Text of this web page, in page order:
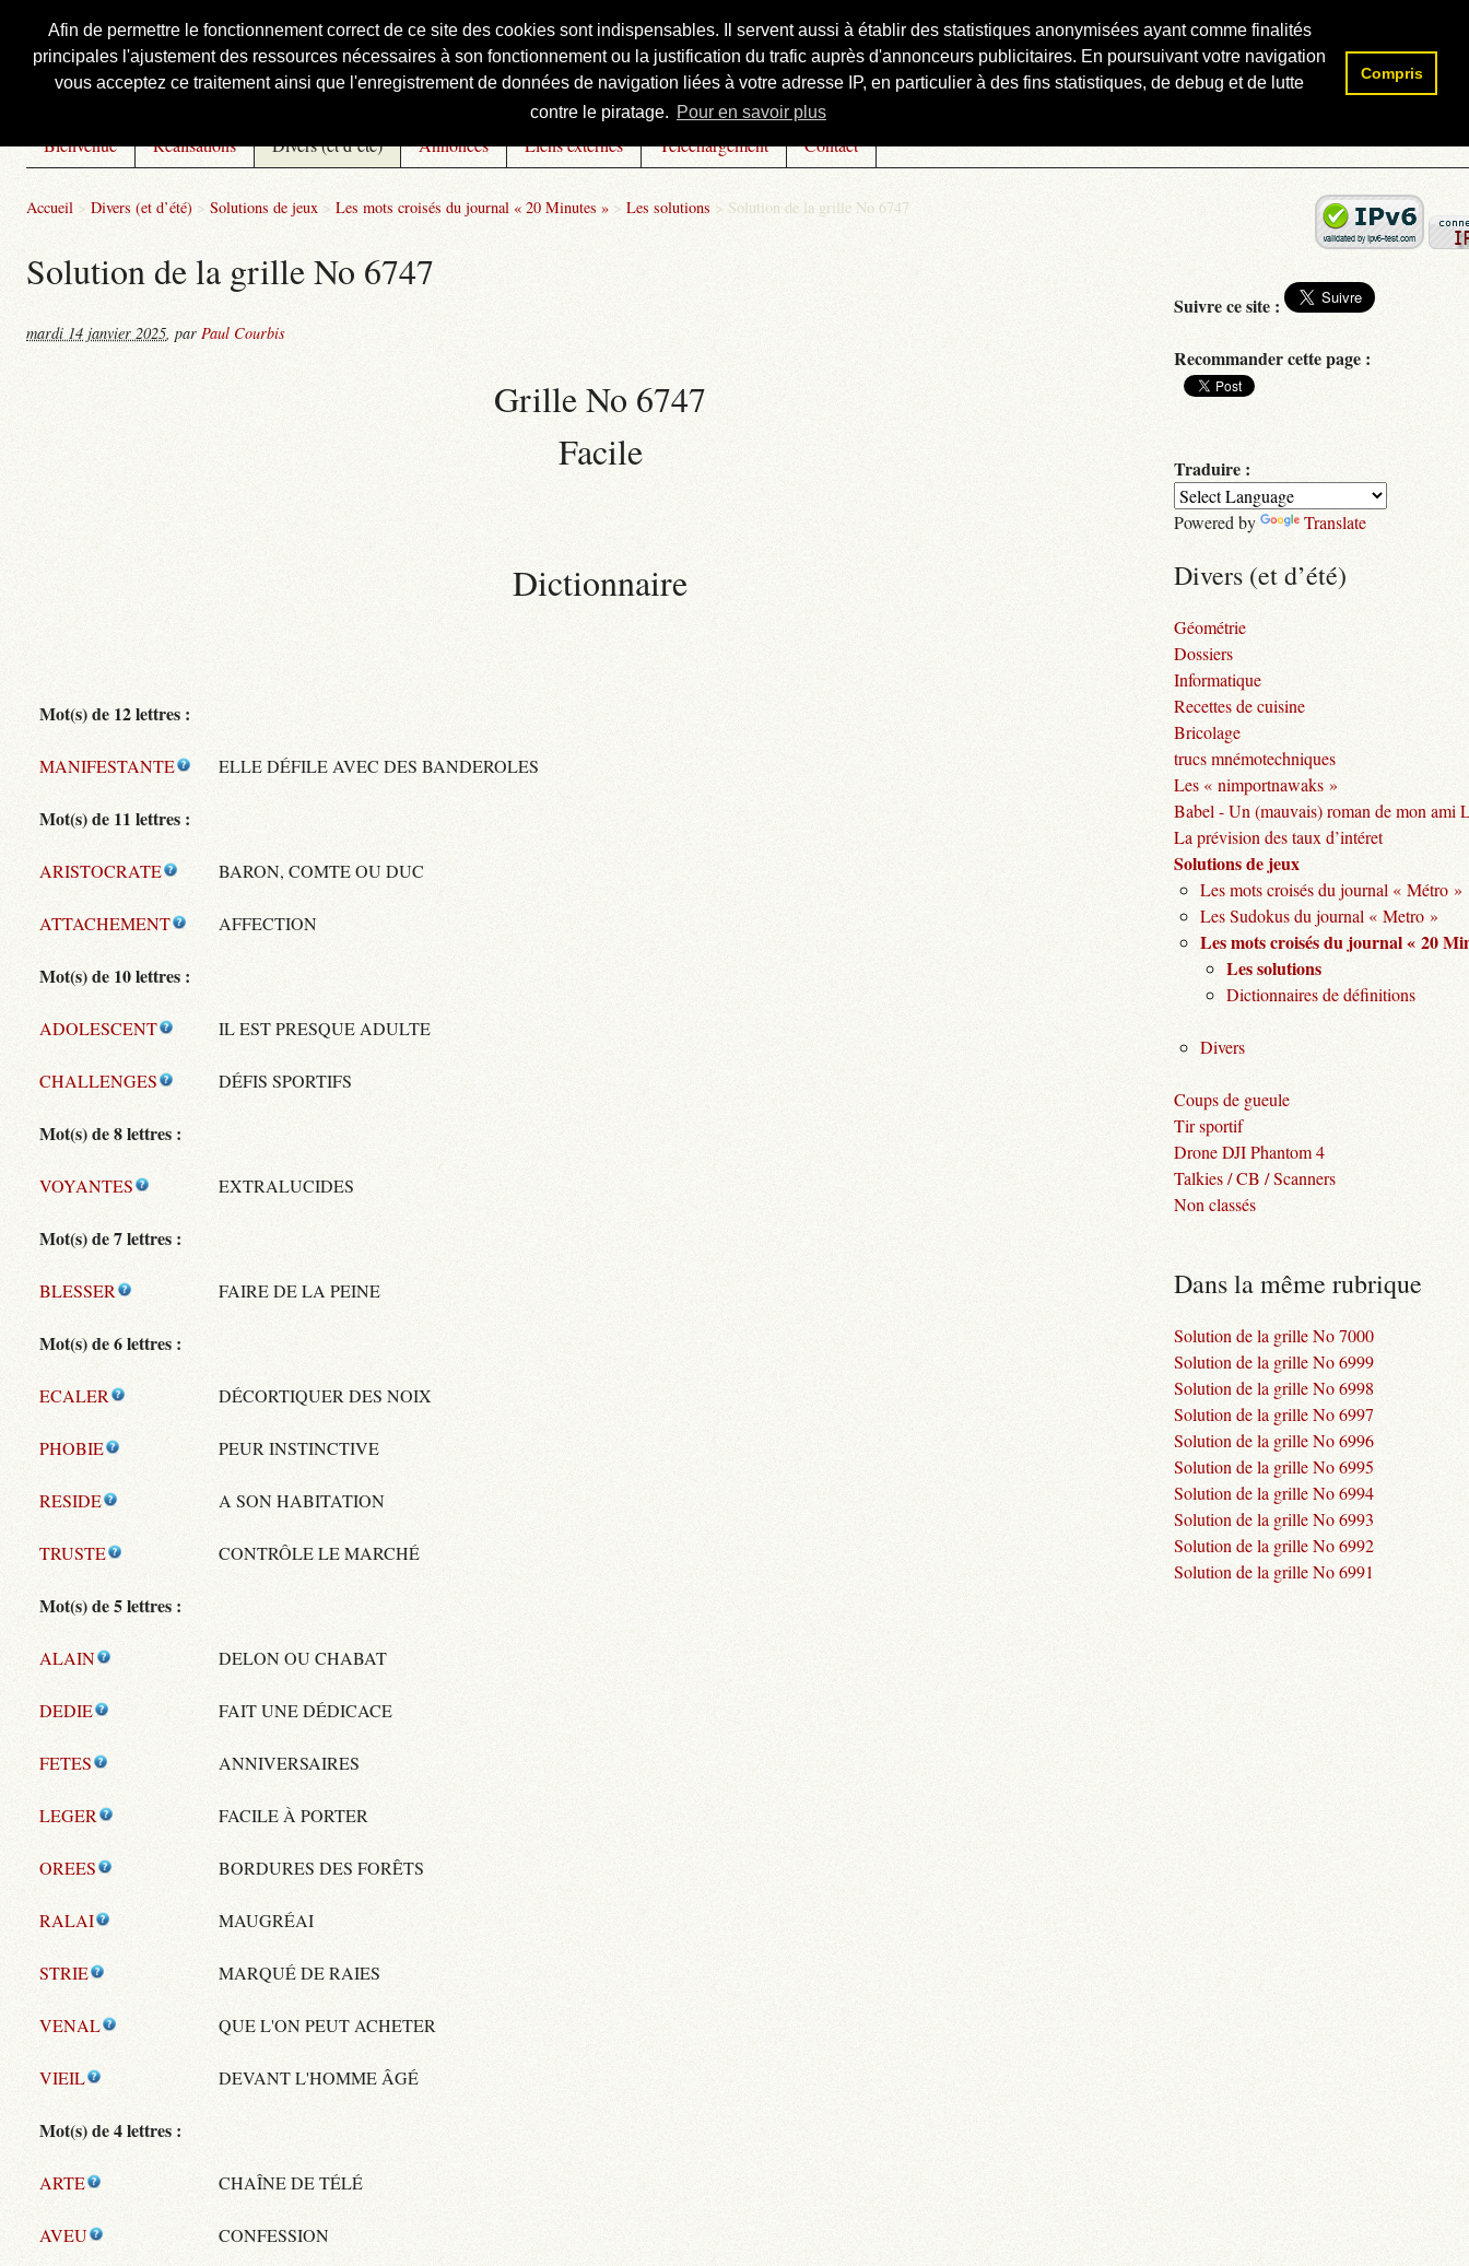
Afin de permettre le fonctionnement correct de ce site des cookies sont indispensables. Il servent aussi à établir des statistiques anonymisées ayant comme finalités
principales l'ajustement des ressources nécessaires à son fonctionnement ou la justification du trafic auprès d'annonceurs publicitaires. En poursuivant votre navigation
vous acceptez ce traitement ainsi que l'enregistrement de données de navigation liées à votre adresse IP, en particulier à des fins statistiques, de debug et de lutte
contre le piratage. Pour en savoir plus
Compris
Courbis, « LE » Blog Officiel
Bienvenue Réalisations Divers (et d’été) Annonces Liens externes Téléchargement Contact
Accueil > Divers (et d’été) > Solutions de jeux > Les mots croisés du journal « 20 Minutes » > Les solutions > Solution de la grille No 6747
Solution de la grille No 6747
mardi 14 janvier 2025, par Paul Courbis
Grille No 6747
Facile
Dictionnaire
Mot(s) de 12 lettres :
MANIFESTANTE ELLE DÉFILE AVEC DES BANDEROLES
Mot(s) de 11 lettres :
ARISTOCRATE BARON, COMTE OU DUC
ATTACHEMENT AFFECTION
Mot(s) de 10 lettres :
ADOLESCENT IL EST PRESQUE ADULTE
CHALLENGES DÉFIS SPORTIFS
Mot(s) de 8 lettres :
VOYANTES EXTRALUCIDES
Mot(s) de 7 lettres :
BLESSER FAIRE DE LA PEINE
Mot(s) de 6 lettres :
ECALER DÉCORTIQUER DES NOIX
PHOBIE PEUR INSTINCTIVE
RESIDE A SON HABITATION
TRUSTE CONTRÔLE LE MARCHÉ
Mot(s) de 5 lettres :
ALAIN DELON OU CHABAT
DEDIE FAIT UNE DÉDICACE
FETES ANNIVERSAIRES
LEGER FACILE À PORTER
OREES BORDURES DES FORÊTS
RALAI MAUGRÉAI
STRIE MARQUÉ DE RAIES
VENAL QUE L'ON PEUT ACHETER
VIEIL DEVANT L'HOMME ÂGÉ
Mot(s) de 4 lettres :
ARTE CHAÎNE DE TÉLÉ
AVEU CONFESSION
Rechercher :
Suivre ce site :
Recommander cette page :
Traduire :
Powered by Translate
Divers (et d’été)
Géométrie
Dossiers
Informatique
Recettes de cuisine
Bricolage
trucs mnémotechniques
Les « nimportnawaks »
Babel - Un (mauvais) roman de mon ami
La prévision des taux d’intéret
Solutions de jeux
Les mots croisés du journal « Métro »
Les Sudokus du journal « Metro »
Les mots croisés du journal « 20
Les solutions
Dictionnaires de définitions
Divers
Coups de gueule
Tir sportif
Drone DJI Phantom 4
Talkies / CB / Scanners
Non classés
Dans la même rubrique
Solution de la grille No 7000
Solution de la grille No 6999
Solution de la grille No 6998
Solution de la grille No 6997
Solution de la grille No 6996
Solution de la grille No 6995
Solution de la grille No 6994
Solution de la grille No 6993
Solution de la grille No 6992
Solution de la grille No 6991